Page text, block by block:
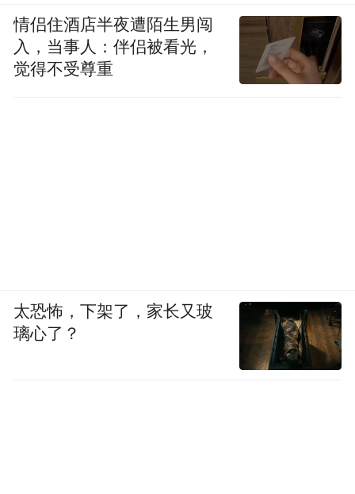
情侣住酒店半夜遭陌生男闯
入，当事人：伴侣被看光，
觉得不受尊重
太恐怖，下架了，家长又玻
璃心了？